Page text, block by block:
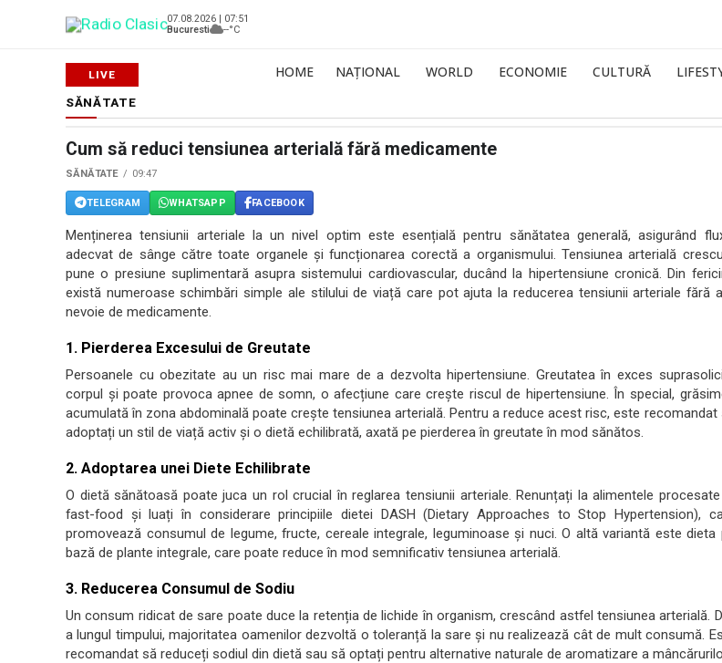
07.08.2026 | 07:51
Bucuresti
--°C
HOME NAȚIONAL WORLD ECONOMIE CULTURĂ
SĂNĂTATE
Cum să reduci tensiunea arterială fără medicamente
SĂNĂTATE 09:47
TELEGRAM WHATSAPP FACEBOOK
Menținerea tensiunii arteriale la un nivel optim este esențială pentru sănătatea generală, asigurând
adecvat de sânge către toate organele și funcționarea corectă a organismului. Tensiunea arterială
pune o presiune suplimentară asupra sistemului cardiovascular, ducând la hipertensiune cronică. Din
există numeroase schimbări simple ale stilului de viață care pot ajuta la reducerea tensiunii arteriale fără
nevoie de medicamente.
1. Pierderea Excesului de Greutate
Persoanele cu obezitate au un risc mai mare de a dezvolta hipertensiune. Greutatea în exces
corpul și poate provoca apnee de somn, o afecțiune care crește riscul de hipertensiune. În special,
acumulată în zona abdominală poate crește tensiunea arterială. Pentru a reduce acest risc, este recomandat
adoptați un stil de viață activ și o dietă echilibrată, axată pe pierderea în greutate în mod sănătos.
2. Adoptarea unei Diete Echilibrate
O dietă sănătoasă poate juca un rol crucial în reglarea tensiunii arteriale. Renunțați la alimentele
fast-food și luați în considerare principiile dietei DASH (Dietary Approaches to Stop Hypertension),
promovează consumul de legume, fructe, cereale integrale, leguminoase și nuci. O altă variantă este dieta
bază de plante integrale, care poate reduce în mod semnificativ tensiunea arterială.
3. Reducerea Consumul de Sodiu
Un consum ridicat de sare poate duce la retenția de lichide în organism, crescând astfel tensiunea arterială.
a lungul timpului, majoritatea oamenilor dezvoltă o toleranță la sare și nu realizează cât de mult consumă.
recomandat să reduceți sodiul din dietă sau să optați pentru alternative naturale de aromatizare a